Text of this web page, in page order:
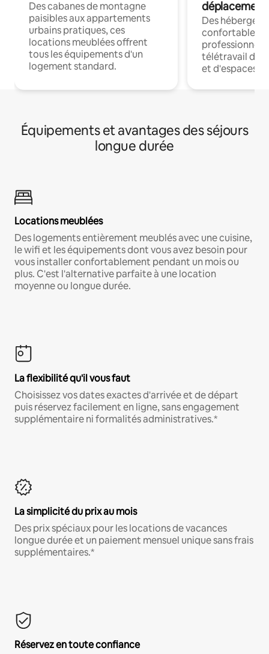
Des cabanes de montagne
paisibles aux appartements
urbains pratiques, ces
locations meublées offrent
tous les équipements d'un
logement standard.
déplacement
Des
confortables
professionnels
télétravail
et d'espaces
Équipements et avantages des séjours
longue durée
Locations meublées
Des logements entièrement meublés avec une cuisine,
le wifi et les équipements dont vous avez besoin pour
vous installer confortablement pendant un mois ou
plus. C'est l'alternative parfaite à une location
moyenne ou longue durée.
La flexibilité qu'il vous faut
Choisissez vos dates exactes d'arrivée et de départ
puis réservez facilement en ligne, sans engagement
supplémentaire ni formalités administratives.*
La simplicité du prix au mois
Des prix spéciaux pour les locations de vacances
longue durée et un paiement mensuel unique sans frais
supplémentaires.*
Réservez en toute confiance